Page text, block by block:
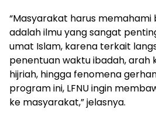
“Masyarakat harus memahami
adalah ilmu yang sangat
umat Islam, karena terkait
penentuan waktu ibadah, arah
hijriah, hingga fenomena
program ini, LFNU ingin
ke masyarakat,” jelasnya.